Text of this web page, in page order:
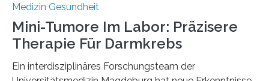
Medizin Gesundheit
Mini-Tumore Im Labor: Präzisere
Therapie Für Darmkrebs
Ein interdisziplinäres Forschungsteam der